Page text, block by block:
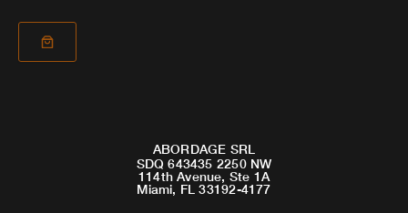
ABORDAGE SRL
SDQ 643435 2250 NW
114th Avenue, Ste 1A
Miami, FL 33192-4177